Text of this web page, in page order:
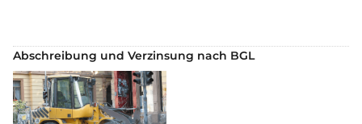
Abschreibung und Verzinsung nach BGL